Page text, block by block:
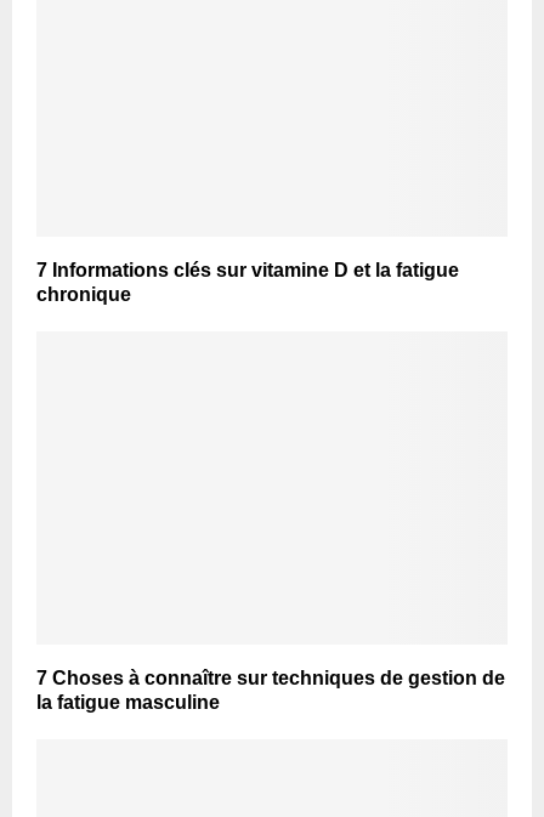
7 Informations clés sur vitamine D et la fatigue
chronique
7 Choses à connaître sur techniques de gestion de
la fatigue masculine